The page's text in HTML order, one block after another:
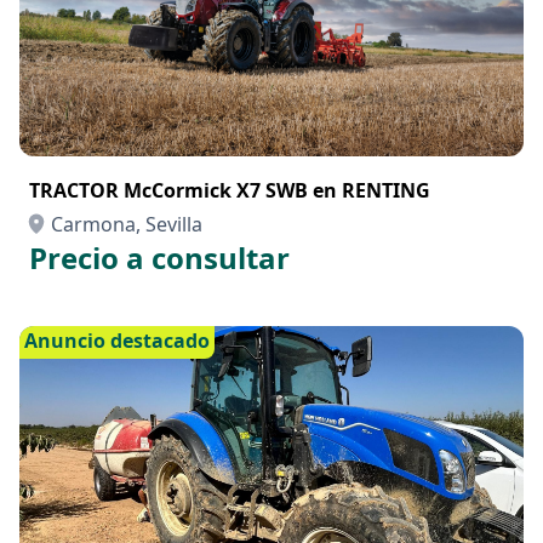
TRACTOR McCormick X7 SWB en RENTING
Carmona, Sevilla
Precio a consultar
Anuncio destacado